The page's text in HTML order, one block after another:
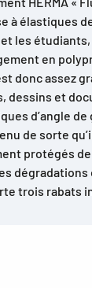
à élastiques
les
en
donc assez
dessins et
d’angle
de sorte
protégés
trois rabats